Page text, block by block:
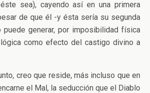
sea), cayendo así en una primera
de que él -y ésta sería su segunda
puede generar, por imposibilidad física
como efecto del castigo divino a
creo que reside, más incluso que en
el Mal, la seducción que el Diablo